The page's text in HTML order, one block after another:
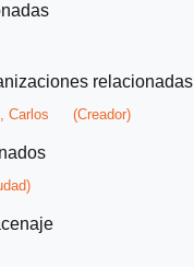
relacionadas
Carlos (Creador)